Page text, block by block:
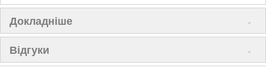
Докладніше
Відгуки